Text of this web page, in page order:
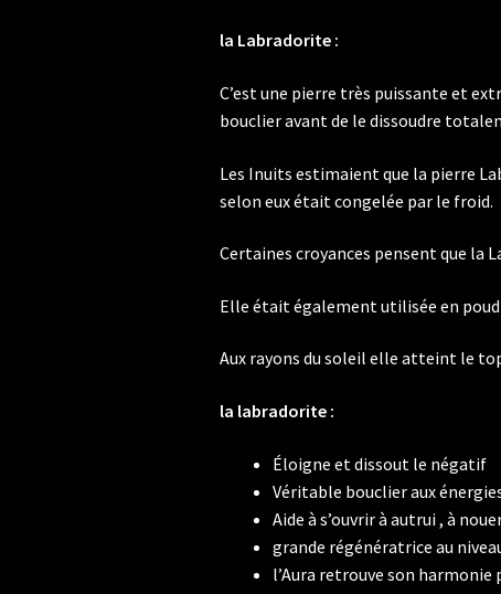
la Labradorite :
C’est une pierre très puissante et
bouclier avant de le dissoudre
Les Inuits estimaient que la pierre
selon eux était congelée par le froid.
Certaines croyances pensent que la
Elle était également utilisée en
Aux rayons du soleil elle atteint le
la labradorite :
Éloigne et dissout le négatif
Véritable bouclier aux
Aide à s’ouvrir à autrui , à
grande régénératrice au
l’Aura retrouve son harmonie